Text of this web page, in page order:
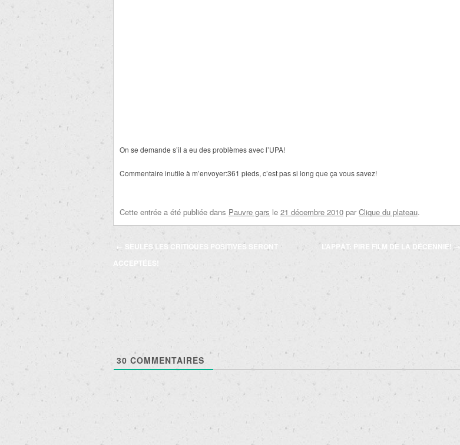
On se demande s’il a eu des problèmes avec l’UPA!
Commentaire inutile à m’envoyer:361 pieds, c’est pas si long que ça vous savez!
Cette entrée a été publiée dans Pauvre gars le 21 décembre 2010 par Clique du plateau.
Navigation
des
articles
← SEULES LES CRITIQUES POSITIVES SERONT
ACCEPTÉES!
L’APPÂT: PIRE FILM DE LA DÉCENNIE!→
30 COMMENTAIRES